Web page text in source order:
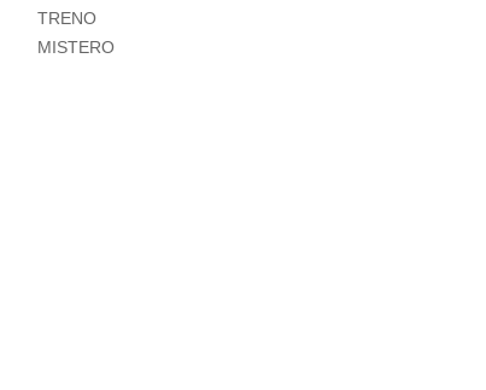
TRENO
MISTERO